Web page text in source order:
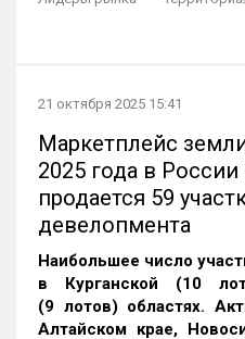
21 октября 2025 15:41
Маркетплейс
2025 года в России
продается 59
девелопмента
Наибольшее число
в Курганской (10
(9 лотов) областях.
Алтайском крае,